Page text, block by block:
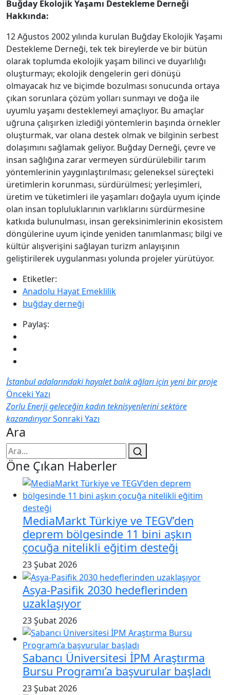
Buğday Ekolojik Yaşamı Destekleme Derneği
Hakkında:
12 Ağustos 2002 yılında kurulan Buğday Ekolojik Yaşamı
Destekleme Derneği, tek tek bireylerde ve bir bütün
olarak toplumda ekolojik yaşam bilinci ve duyarlılığı
oluşturmayı; ekolojik dengelerin geri dönüşü
olmayacak hız ve biçimde bozulması sonucunda ortaya
çıkan sorunlara çözüm yolları sunmayı ve doğa ile
uyumlu yaşamı desteklemeyi amaçlıyor. Bu amaçlar
uğruna çalışırken izlediği yöntemlerin başında örnekler
oluşturmak, var olana destek olmak ve bilginin serbest
dolaşımını sağlamak geliyor. Buğday Derneği, çevre ve
insan sağlığına zarar vermeyen sürdürülebilir tarım
yöntemlerinin yaygınlaştırılması; geleneksel süreçteki
üretimlerin korunması, sürdürülmesi; yerleşimleri,
üretim ve tüketimleri ile yaşamları doğayla uyum içinde
olan insan topluluklarının varlıklarını sürdürmesine
katkıda bulunulması, insan gereksinimlerinin ekosistem
döngülerine uyum içinde yeniden tanımlanması; bilgi ve
kültür alışverişini sağlayan turizm anlayışının
geliştirilerek uygulanması yolunda projeler yürütüyor.
Etiketler:
Anadolu Hayat Emeklilik
buğday derneği
Paylaş:
İstanbul adalarındaki hayalet balık ağları için yeni bir proje
Önceki Yazı
Zorlu Enerji geleceğin kadın teknisyenlerini sektöre
kazandırıyorSonraki Yazı
Ara
Öne Çıkan Haberler
MediaMarkt Türkiye ve TEGV’den
deprem bölgesinde 11 bini aşkın
çocuğa nitelikli eğitim desteği
23 Şubat 2026
Asya-Pasifik 2030 hedeflerinden
uzaklaşıyor
23 Şubat 2026
Sabancı Üniversitesi İPM Araştırma
Bursu Programı’a başvurular başladı
23 Şubat 2026